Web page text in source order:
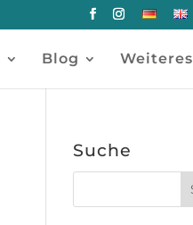
Blog Weiteres
Suche